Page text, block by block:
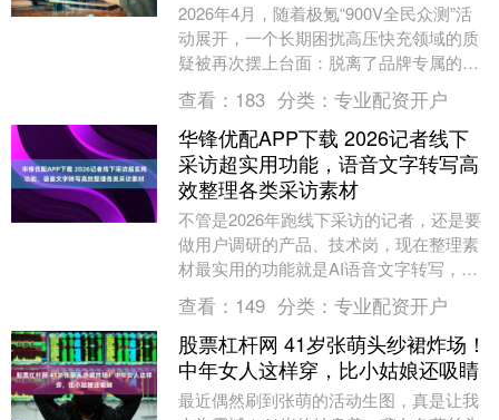
2026年4月，随着极氪“900V全民众测”活
动展开，一个长期困扰高压快充领域的质
疑被再次摆上台面：脱离了品牌专属的超
充桩，900V高压平台究竟是“真快充”还
是....
查看： 183 分类： 专业配资开户
华锋优配APP下载 2026记者线下
采访超实用功能，语音文字转写高
效整理各类采访素材
不管是2026年跑线下采访的记者，还是要
做用户调研的产品、技术岗，现在整理素
材最实用的功能就是AI语音文字转写，之
前耗大半天的活现在几十分钟就能搞定，
刚好解决记....
查看： 149 分类： 专业配资开户
股票杠杆网 41岁张萌头纱裙炸场！
中年女人这样穿，比小姑娘还吸睛
最近偶然刷到张萌的活动生图，真是让我